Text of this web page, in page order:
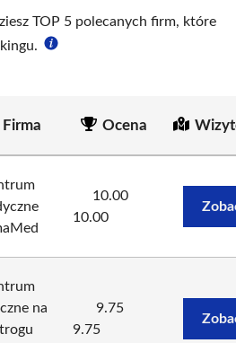
TOP 5 polecanych firm, które
Firma Ocena
10.00
10.00
na
9.75
9.75